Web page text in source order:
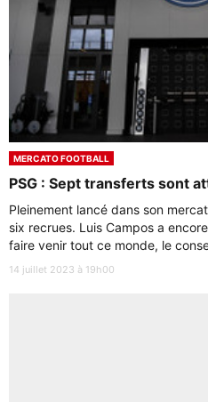
MERCATO FOOTBALL
PSG : Sept transferts sont
Pleinement lancé dans son
six recrues. Luis Campos a
faire venir tout ce monde, le
14 juillet 2023 à 19h00